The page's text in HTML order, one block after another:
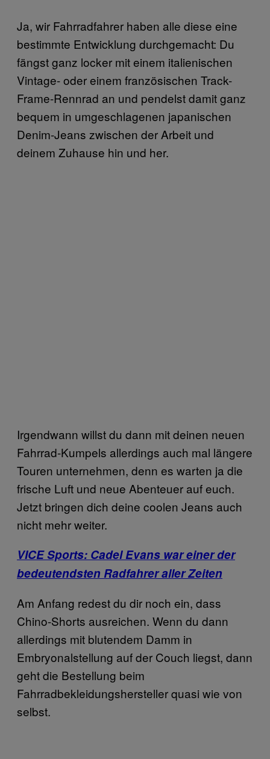
Ja, wir Fahrradfahrer haben alle diese eine
bestimmte Entwicklung durchgemacht: Du
fängst ganz locker mit einem italienischen
Vintage- oder einem französischen Track-
Frame-Rennrad an und pendelst damit ganz
bequem in umgeschlagenen japanischen
Denim-Jeans zwischen der Arbeit und
deinem Zuhause hin und her.
Irgendwann willst du dann mit deinen neuen
Fahrrad-Kumpels allerdings auch mal längere
Touren unternehmen, denn es warten ja die
frische Luft und neue Abenteuer auf euch.
Jetzt bringen dich deine coolen Jeans auch
nicht mehr weiter.
VICE Sports: Cadel Evans war einer der
bedeutendsten Radfahrer aller Zeiten
Am Anfang redest du dir noch ein, dass
Chino-Shorts ausreichen. Wenn du dann
allerdings mit blutendem Damm in
Embryonalstellung auf der Couch liegst, dann
geht die Bestellung beim
Fahrradbekleidungshersteller quasi wie von
selbst.